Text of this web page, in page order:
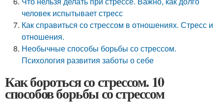
человек испытывает стресс
Как справиться со стрессом в отношениях. Стресс и
отношения.
Необычные способы борьбы со стрессом.
Психология развития заботы о себе
Как бороться со стрессом. 10
способов борьбы со стрессом